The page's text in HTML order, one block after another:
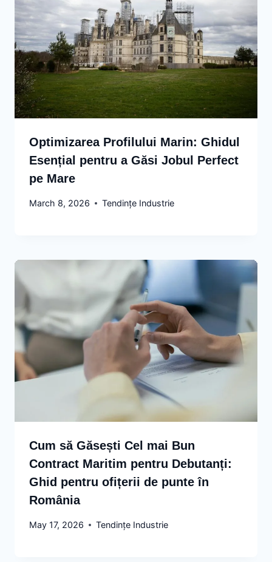
Optimizarea Profilului Marin: Ghidul
Esențial pentru a Găsi Jobul Perfect
pe Mare
March 8, 2026 Tendințe Industrie
Cum să Găsești Cel mai Bun
Contract Maritim pentru Debutanți:
Ghid pentru ofițerii de punte în
România
May 17, 2026 Tendințe Industrie